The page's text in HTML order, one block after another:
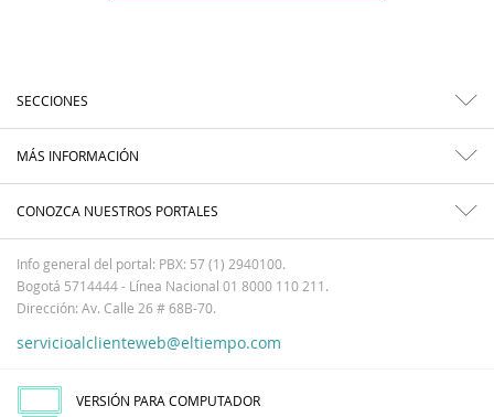
SECCIONES
MÁS INFORMACIÓN
CONOZCA NUESTROS PORTALES
Info general del portal: PBX: 57 (1) 2940100.
Bogotá 5714444 - Línea Nacional 01 8000 110 211.
Dirección: Av. Calle 26 # 68B-70.
servicioalclienteweb@eltiempo.com
VERSIÓN PARA COMPUTADOR